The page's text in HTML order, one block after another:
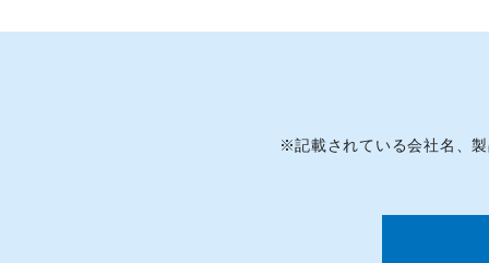
※記載されている会社名、